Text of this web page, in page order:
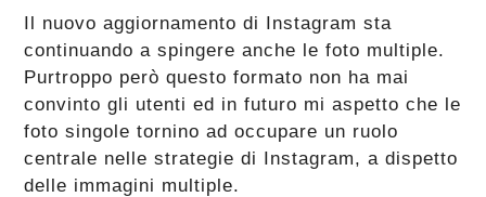
Il nuovo aggiornamento di Instagram sta
continuando a spingere anche le foto multiple.
Purtroppo però questo formato non ha mai
convinto gli utenti ed in futuro mi aspetto che le
foto singole tornino ad occupare un ruolo
centrale nelle strategie di Instagram, a dispetto
delle immagini multiple.